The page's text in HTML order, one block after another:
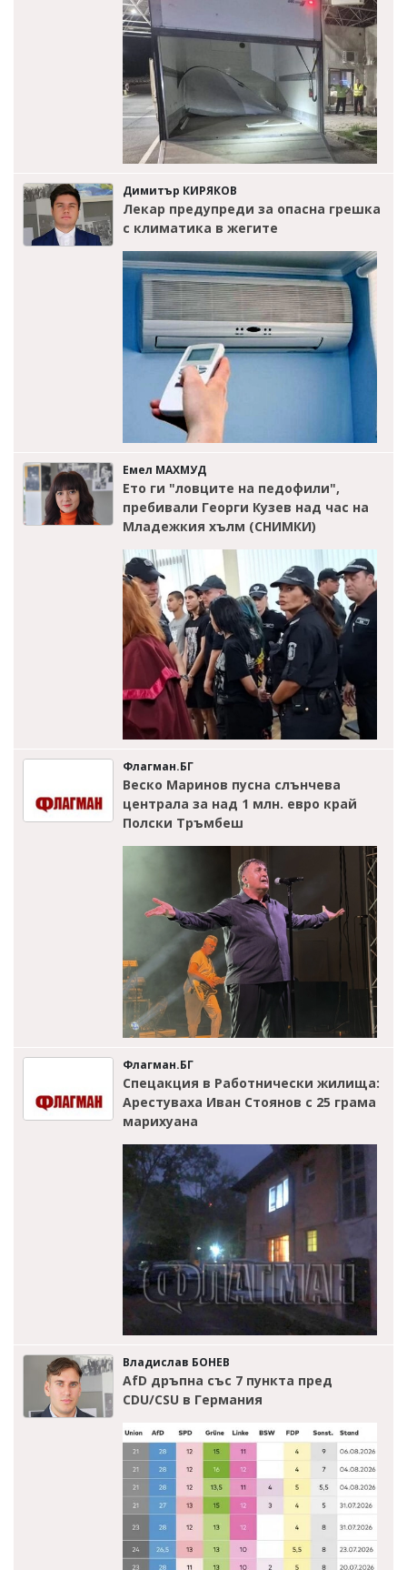
Димитър КИРЯКОВ
Лекар предупреди за опасна грешка
с климатика в жегите
Емел МАХМУД
Ето ги "ловците на педофили",
пребивали Георги Кузев над час на
Младежкия хълм (СНИМКИ)
Флагман.БГ
Веско Маринов пусна слънчева
централа за над 1 млн. евро край
Полски Тръмбеш
Флагман.БГ
Спецакция в Работнически жилища:
Арестуваха Иван Стоянов с 25 грама
марихуана
Владислав БОНЕВ
AfD дръпна със 7 пункта пред
CDU/CSU в Германия